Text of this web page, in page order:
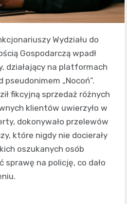
Wydziału do
Gospodarczą wpadł
działający na platformach
„Nocoń”.
fikcyjną sprzedaż różnych
klientów uwierzyło w
dokonywało przelewów
które nigdy nie docierały
oszukanych osób
sprawę na policję, co dało